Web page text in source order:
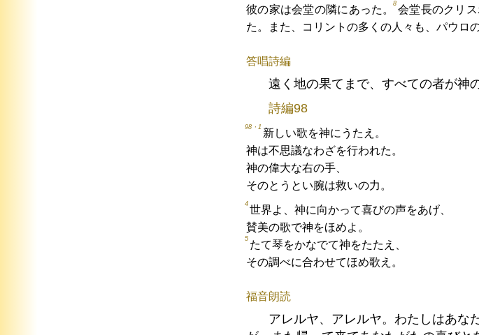
彼の家は会堂の隣にあった。
8
会堂長のクリ
た。また、コリントの多くの人々も、パウロ
答唱詩編
遠く地の果てまで、すべての者が神
詩編98
98・1
新しい歌を神にうたえ。
神は不思議なわざを行われた。
神の偉大な右の手、
そのとうとい腕は救いの力。
4
世界よ、神に向かって喜びの声をあげ、
賛美の歌で神をほめよ。
5
たて琴をかなでて神をたたえ、
その調べに合わせてほめ歌え。
福音朗読
アレルヤ、アレルヤ。わたしはあな